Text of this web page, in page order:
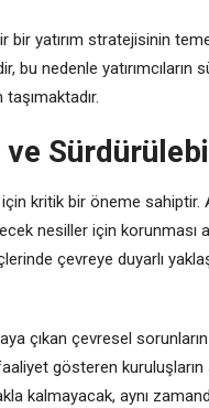
yatırım stratejisinin
nedenle yatırımcıların
ve
kritik bir öneme sahiptir.
nesiller için korunması
çevreye duyarlı
çıkan çevresel
gösteren kuruluşların
kalmayacak, aynı